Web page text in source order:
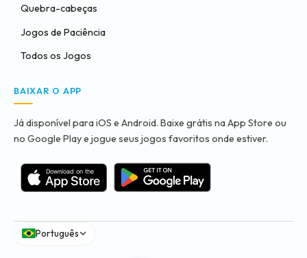
Quebra-cabeças
Jogos de Paciência
Todos os Jogos
BAIXAR O APP
Já disponível para iOS e Android. Baixe grátis na App Store ou
no Google Play e jogue seus jogos favoritos onde estiver.
Português